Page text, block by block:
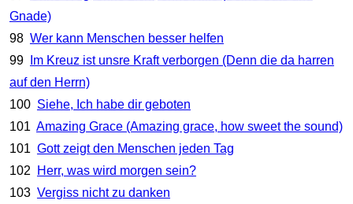
Gnade)
98 Wer kann Menschen besser helfen
99
Im Kreuz ist unsre Kraft verborgen (Denn die da harren
auf den Herrn)
100 Siehe, Ich habe dir geboten
101 Amazing Grace (Amazing grace, how sweet the sound)
101 Gott zeigt den Menschen jeden Tag
102
Herr, was wird morgen sein?
103 Vergiss nicht zu danken